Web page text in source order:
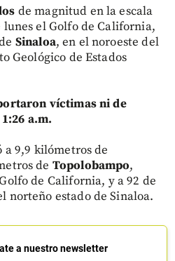
de magnitud en la escala
el Golfo de California,
Sinaloa, en el noroeste del
Geológico de Estados
víctimas ni de
1:26 a.m.
a 9,9 kilómetros de
de Topolobampo,
de California, y a 92 de
norteño estado de Sinaloa.
a nuestro newsletter